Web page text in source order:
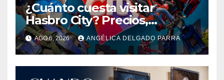
¿Cuánto cuesta visitar
Hasbro City? Precios,
atracciones y actividades de
Summer Fest
AGO 6, 2026 ANGÉLICA DELGADO PARRA